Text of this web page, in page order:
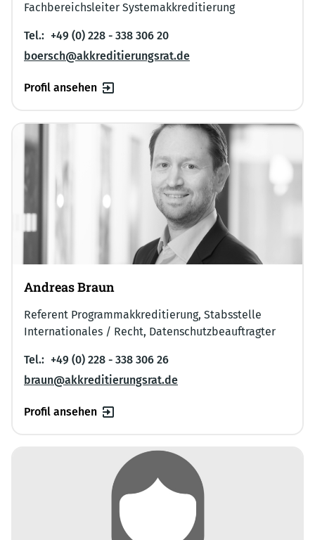
Fachbereichsleiter Systemakkreditierung
Tel.: +49 (0) 228 - 338 306 20
boersch@akkreditierungsrat.de
Profil ansehen
Andreas Braun
Referent Programmakkreditierung, Stabsstelle
Internationales / Recht, Datenschutzbeauftragter
Tel.: +49 (0) 228 - 338 306 26
braun@akkreditierungsrat.de
Profil ansehen